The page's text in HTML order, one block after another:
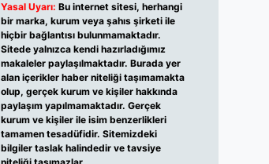
Yasal Uyarı: Bu internet sitesi, herhangi
bir marka, kurum veya şahıs şirketi ile
hiçbir bağlantısı bulunmamaktadır.
Sitede yalnızca kendi hazırladığımız
makaleler paylaşılmaktadır. Burada yer
alan içerikler haber niteliği taşımamakta
olup, gerçek kurum ve kişiler hakkında
paylaşım yapılmamaktadır. Gerçek
kurum ve kişiler ile isim benzerlikleri
tamamen tesadüfidir. Sitemizdeki
bilgiler taslak halindedir ve tavsiye